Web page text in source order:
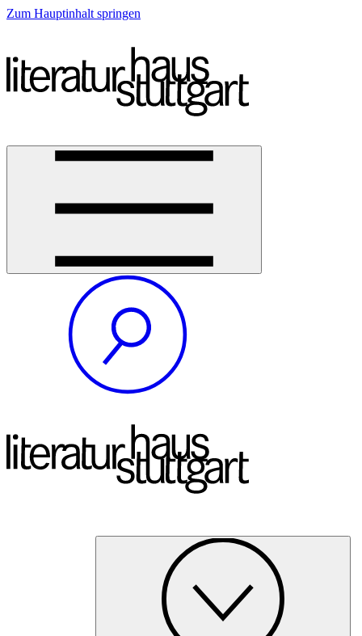
Zum Hauptinhalt springen